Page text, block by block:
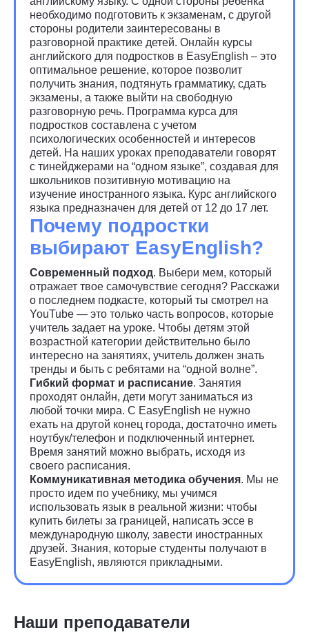
необходимо подготовить к экзаменам, с другой
стороны родители заинтересованы в
разговорной практике детей. Онлайн курсы
английского для подростков в EasyEnglish – это
оптимальное решение, которое позволит
получить знания, подтянуть грамматику, сдать
экзамены, а также выйти на свободную
разговорную речь. Программа курса для
подростков составлена с учетом
психологических особенностей и интересов
детей. На наших уроках преподаватели говорят
с тинейджерами на “одном языке”, создавая для
школьников позитивную мотивацию на
изучение иностранного языка. Курс английского
языка предназначен для детей от 12 до 17 лет.
Почему подростки
выбирают EasyEnglish?
Современный подход. Выбери мем, который
отражает твое самочувствие сегодня? Расскажи
о последнем подкасте, который ты смотрел на
YouTube — это только часть вопросов, которые
учитель задает на уроке. Чтобы детям этой
возрастной категории действительно было
интересно на занятиях, учитель должен знать
тренды и быть с ребятами на “одной волне”.
Гибкий формат и расписание. Занятия
проходят онлайн, дети могут заниматься из
любой точки мира. С EasyEnglish не нужно
ехать на другой конец города, достаточно иметь
ноутбук/телефон и подключенный интернет.
Время занятий можно выбрать, исходя из
своего расписания.
Коммуникативная методика обучения. Мы не
просто идем по учебнику, мы учимся
использовать язык в реальной жизни: чтобы
купить билеты за границей, написать эссе в
международную школу, завести иностранных
друзей. Знания, которые студенты получают в
EasyEnglish, являются прикладными.
Наши преподаватели